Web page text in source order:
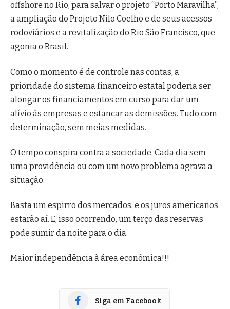
offshore no Rio, para salvar o projeto “Porto Maravilha”,
a ampliação do Projeto Nilo Coelho e de seus acessos
rodoviários e a revitalização do Rio São Francisco, que
agonia o Brasil.
Como o momento é de controle nas contas, a
prioridade do sistema financeiro estatal poderia ser
alongar os financiamentos em curso para dar um
alívio às empresas e estancar as demissões. Tudo com
determinação, sem meias medidas.
O tempo conspira contra a sociedade. Cada dia sem
uma providência ou com um novo problema agrava a
situação.
Basta um espirro dos mercados, e os juros americanos
estarão aí. E, isso ocorrendo, um terço das reservas
pode sumir da noite para o dia.
Maior independência à área econômica!!!
Siga em Facebook